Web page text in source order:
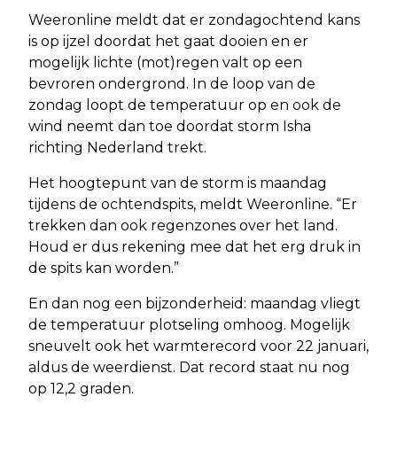
Weeronline meldt dat er zondagochtend kans
is op ijzel doordat het gaat dooien en er
mogelijk lichte (mot)regen valt op een
bevroren ondergrond. In de loop van de
zondag loopt de temperatuur op en ook de
wind neemt dan toe doordat storm Isha
richting Nederland trekt.
Het hoogtepunt van de storm is maandag
tijdens de ochtendspits, meldt Weeronline. “Er
trekken dan ook regenzones over het land.
Houd er dus rekening mee dat het erg druk in
de spits kan worden.”
En dan nog een bijzonderheid: maandag vliegt
de temperatuur plotseling omhoog. Mogelijk
sneuvelt ook het warmterecord voor 22 januari,
aldus de weerdienst. Dat record staat nu nog
op 12,2 graden.